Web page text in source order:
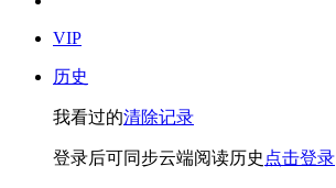
VIP
历史
我看过的清除记录
登录后可同步云端阅读历史 点击登录